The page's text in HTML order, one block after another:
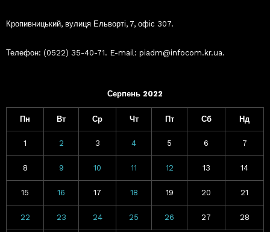
Кропивницький, вулиця Ельворті, 7, офіс 307.
Телефон: (0522) 35-40-71. E-mail: piadm@infocom.kr.ua.
Серпень 2022
Пн Вт Ср Чт Пт Сб Нд
1 2 3 4 5 6 7
8 9 10 11 12 13 14
15 16 17 18 19 20 21
22 23 24 25 26 27 28